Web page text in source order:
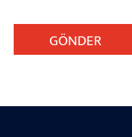
GÖNDER